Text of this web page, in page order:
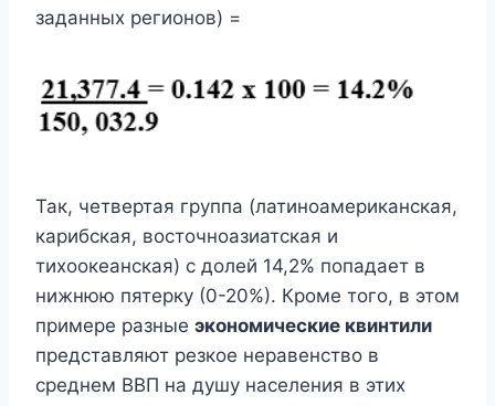
заданных регионов) =
Так, четвертая группа (латиноамериканская,
карибская, восточноазиатская и
тихоокеанская) с долей 14,2% попадает в
нижнюю пятерку (0-20%). Кроме того, в этом
примере разные экономические квинтили
представляют резкое неравенство в
среднем ВВП на душу населения в этих